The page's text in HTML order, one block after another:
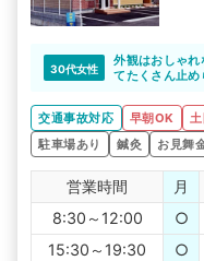
30代女性
外観はおしゃれ
てたくさん止め
とても明るい
の状態に合わ
お任せできます
交通事故対応 早朝OK
駐車場あり
鍼灸 お見舞
営業時間 月
8:30～12:00
○
15:30～19:30
○